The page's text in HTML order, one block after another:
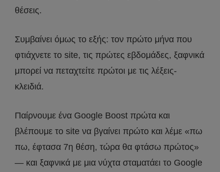
θέσεις.
Συμβαίνει όμως το εξής: τον πρώτο μήνα που
φτιάχνετε το site, τις πρώτες εβδομάδες, ξαφνικά
μπορεί να πεταχτείτε πρώτοι με τις λέξεις-
κλειδιά.
Παίρνουμε ένα Google Boost πρώτα και
βλέπουμε το site να βγαίνει πρώτο και λέμε «πω
πω, έφτασα 7η θέση, τώρα θα φτάσω πρώτος»
— και ξαφνικά με μια νύχτα σταματάει το Google